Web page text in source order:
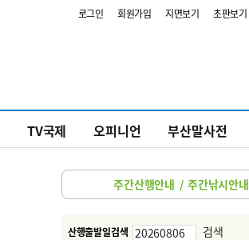
로그인 회원가입 지면보기 초판보기
TV국제 오피니언 부산말사전
주간산행안내 / 주간낚시안내
산행출발일검색 검색